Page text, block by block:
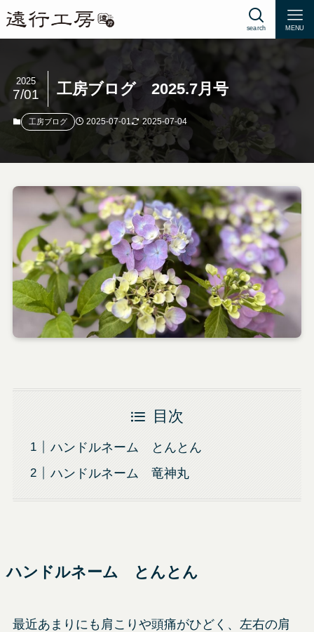
search MENU
工房ブログ 2025.7月号
2025
7/01
工房ブログ 2025-07-01 2025-07-04
目次
ハンドルネーム とんとん
ハンドルネーム 竜神丸
ハンドルネーム とんとん
最近あまりにも肩こりや頭痛がひどく、左右の肩